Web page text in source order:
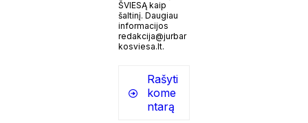
ŠVIESĄ kaip
šaltinį. Daugiau
informacijos
redakcija@jurbar
kosviesa.lt.
Rašyti
kome
ntarą